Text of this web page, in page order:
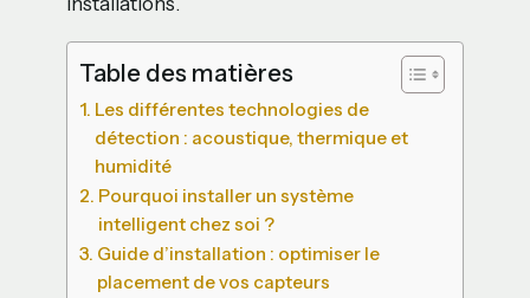
Table des matières
Les différentes technologies de
détection : acoustique, thermique et
humidité
Pourquoi installer un système
intelligent chez soi ?
Guide d’installation : optimiser le
placement de vos capteurs